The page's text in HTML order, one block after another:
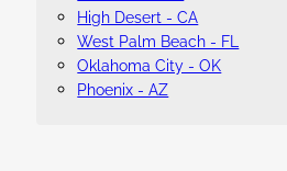
High Desert - CA
West Palm Beach - FL
Oklahoma City - OK
Phoenix - AZ